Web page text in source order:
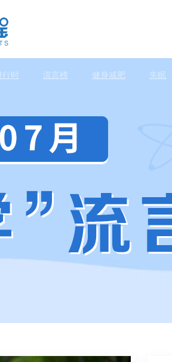
时 流言榜 健身减肥 失眠